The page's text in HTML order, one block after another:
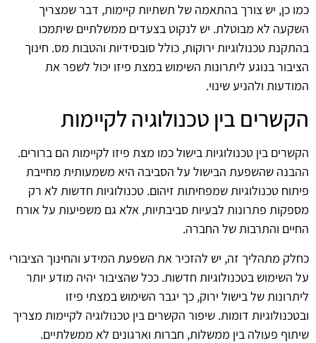
כמו כן, יש צורך בהתאמה של תשתיות קיימות, דבר שמצריך
השקעה לא מבוטלת. יש לנקוט בצעדים ממשלתיים שיתמכו
בהתקנת טכנולוגיות ירוקות, כולל סובסידיות והטבות מס. חינוך
הציבור בנוגע ליתרונות השימוש במצת פיזו יכול לשפר את
המודעות ולהניע שינוי.
הקשרים בין טכנולוגיה לקיימות
הקשרים בין טכנולוגיות בישול כמו מצת פיזו לקיימות הם ברורים.
ההבנה שהשפעת הבישול על הסביבה היא משמעותית מחייבת
פיתוח טכנולוגיות שמפחיתות זיהום. טכנולוגיות חדשות לא רק
מספקות פתרונות לבעיות סביבתיות, אלא גם משפיעות על אורח
החיים והתרבות של החברה.
כחלק מתהליך זה, יש להזכיר את השפעת המידע והחינוך הציבורי
על השימוש בטכנולוגיות חדשות. ככל שהציבור יהיה מודע יותר
ליתרונות של בישול ירוק, כך יגבר השימוש במצתי פיזו
ובטכנולוגיות דומות. שיפור הקשרים בין טכנולוגיה לקיימות מצריך
שיתוף פעולה בין ממשלות, חברות וארגונים לא ממשלתיים.